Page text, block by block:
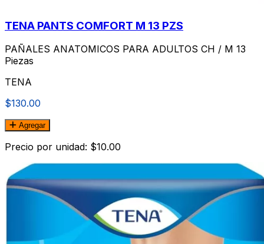
TENA PANTS COMFORT M 13 PZS
PAÑALES ANATOMICOS PARA ADULTOS CH / M 13
Piezas
TENA
$130.00
Agregar
Precio por unidad: $10.00